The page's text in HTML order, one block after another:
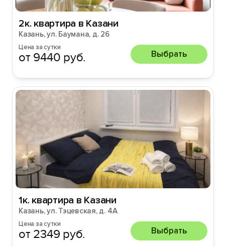
2к. квартира в Казани
Казань, ул. Баумана, д. 26
Цена за сутки
от 9440 руб. Выбрать
1к. квартира в Казани
Казань, ул. Тэцевская, д. 4А
Цена за сутки
от 2349 руб. Выбрать